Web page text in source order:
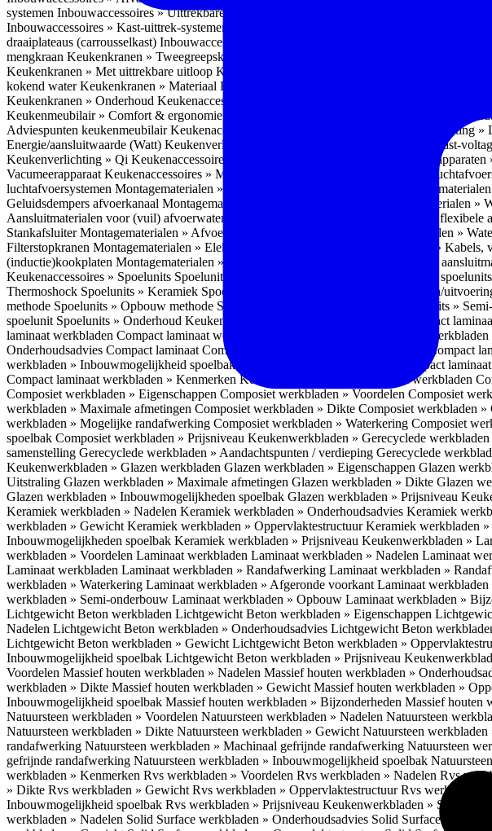
systemen Inbouwaccessoires » Uittrekbare ladesystemen
Inbouwaccessoires » Kast-uittrek-systemen
draaiplateaus (carrousselkast) Inbouwaccessoires » Onderhoud
mengkraan Keukenkranen » Tweegreepskraan
Keukenkranen » Met uittrekbare uitloop Keukenkranen » Gefilterd water
kokend waterKeukenkranen » Materiaal Keukenkranen » Pvd Techniek (pvd)
Keukenkranen » Onderhoud Keukenaccessoires » Keukenmeubilair
Keukenmeubilair » Comfort & ergonomie
Adviespunten keukenmeubilairKeukenaccessoires » Keukenverlichting Keukenverlichting »
Energie/aansluitwaarde (Watt) Keukenverlichting » Leddriver Keukenverlichting » Vast-
Keukenverlichting » Qi Keukenaccessoires » Losse keukenapparaten Losse
Vacumeerapparaat Keukenaccessoires » Montagematerialen Montagematerialen »
luchtafvoersystemen Montagematerialen » Flexibele (ronde) afvoerslangen
Geluidsdempers afvoerkanaal Montagematerialen » Aansluitmaterialen Montagematerialen »
Aansluitmaterialen voor (vuil) afvoerwater sifons
Montagematerialen » 1.2.1 Ronde flexibele
StankafsluiterMontagematerialen » Afvoerpluggen t.b.v. spoelunits Montagematerialen »
Filterstopkranen Montagematerialen » Elektra aansluitmateriaal Montagematerialen » Kabels,
(inductie)kookplaten Montagematerialen » Combiregelaar Montagematerialen » Gas
Keukenaccessoires » Spoelunits Spoelunits » Types/soorten Spoelunits » Materialen spoelunits
Thermoshock Spoelunits » Keramiek Spoelunits » Tegelbakken Spoelunits » Design/
methode Spoelunits » Opbouw methode Spoelunits » Onderbouw methode Spoelunits »
spoelunit Spoelunits » Onderhoud Keukenwerkbladen Keukenwerkbladen » Compact
laminaat werkbladen Compact laminaat werkbladen » Nadelen Compact laminaat werkbladen
Onderhoudsadvies Compact laminaat Compact laminaat werkbladen » Uitstraling Compact
werkbladen » Inbouwmogelijkheid spoelbak Compact laminaat werkbladen
Compact
Compact laminaat werkbladen » Kenmerken Keukenwerkbladen » Composiet werkbladen
Composiet werkbladen » Eigenschappen Composiet werkbladen » Voordelen Composiet
werkbladen » Maximale afmetingen Composiet werkbladen » Dikte Composiet werkbladen »
werkbladen » Mogelijke randafwerking Composiet werkbladen » Waterkering Composiet
spoelbak Composiet werkbladen » Prijsniveau Keukenwerkbladen » Gerecyclede werkbladen
samenstelling Gerecyclede werkbladen » Aandachtspunten / verdieping Gerecyclede
Keukenwerkbladen » Glazen werkbladen Glazen werkbladen » Eigenschappen Glazen
Uitstraling Glazen werkbladen » Maximale afmetingen Glazen werkbladen » Dikte Glazen
Glazen werkbladen » Inbouwmogelijkheden spoelbak Glazen werkbladen » Prijsniveau
Keramiek werkbladen » Nadelen Keramiek werkbladen » Onderhoudsadvies Keramiek
werkbladen » Gewicht Keramiek werkbladen » OppervlaktestructuurKeramiek werkbladen
Inbouwmogelijkheden spoelbak Keramiek werkbladen » Prijsniveau Keukenwerkbladen »
werkbladen » Voordelen Laminaat werkbladen Laminaat werkbladen » Nadelen Laminaat
Laminaat werkbladen Laminaat werkbladen » Randafwerking Laminaat werkbladen »
werkbladen » Waterkering Laminaat werkbladen » Afgeronde voorkant Laminaat
werkbladen » Semi-onderbouw Laminaat werkbladen » Opbouw Laminaat werkbladen »
Lichtgewicht Beton werkbladen Lichtgewicht Beton werkbladen » Eigenschappen
Nadelen Lichtgewicht Beton werkbladen » Onderhoudsadvies Lichtgewicht Beton
Lichtgewicht Beton werkbladen » Gewicht Lichtgewicht Beton werkbladen »
Inbouwmogelijkheid spoelbak Lichtgewicht Beton werkbladen » Prijsniveau
Voordelen Massief houten werkbladen » Nadelen Massief houten werkbladen »
werkbladen » Dikte Massief houten werkbladen » Gewicht Massief houten werkbladen »
Inbouwmogelijkheid spoelbak Massief houten werkbladen » Bijzonderheden Massief houten
Natuursteen werkbladen » Voordelen Natuursteen werkbladen » Nadelen Natuursteen
Natuursteen werkbladen » Dikte Natuursteen werkbladen » Gewicht Natuursteen
randafwerking Natuursteen werkbladen » Machinaal gefrijnde randafwerking Natuursteen
gefrijnde randafwerking Natuursteen werkbladen » Inbouwmogelijkheid spoelbak
werkbladen » Kenmerken Rvs werkbladen » Voordelen Rvs werkbladen » Nadelen Rvs
» Dikte Rvs werkbladen » Gewicht Rvs werkbladen » OppervlaktestructuurRvs werkbladen
Inbouwmogelijkheid spoelbak Rvs werkbladen » Prijsniveau Keukenwerkbladen » Solid
werkbladen » Nadelen Solid Surface werkbladen » Onderhoudsadvies Solid Surface